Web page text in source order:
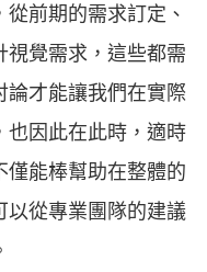
前期的需求訂定、
視覺需求，這些都需
論才能讓我們在實際
也因此在此時，適時
僅能棒幫助在整體的
以從專業團隊的建議